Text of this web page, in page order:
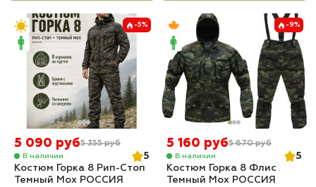
-5%
5 090 руб5 355 руб
В наличии
5
Костюм Горка 8 Рип-Стоп
Темный Мох РОССИЯ
-9%
5 160 руб5 670 руб
В наличии
5
Костюм Горка 8 Флис
Темный Мох РОССИЯ